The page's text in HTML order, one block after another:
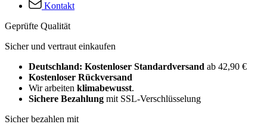
Kontakt
Geprüfte Qualität
Sicher und vertraut einkaufen
Deutschland: Kostenloser Standardversand ab 42,90 €
Kostenloser Rückversand
Wir arbeiten klimabewusst.
Sichere Bezahlung mit SSL-Verschlüsselung
Sicher bezahlen mit